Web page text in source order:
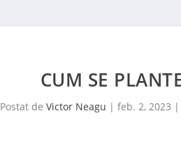
CUM SE
Postat deVictor Neagu |feb. 2, 2023